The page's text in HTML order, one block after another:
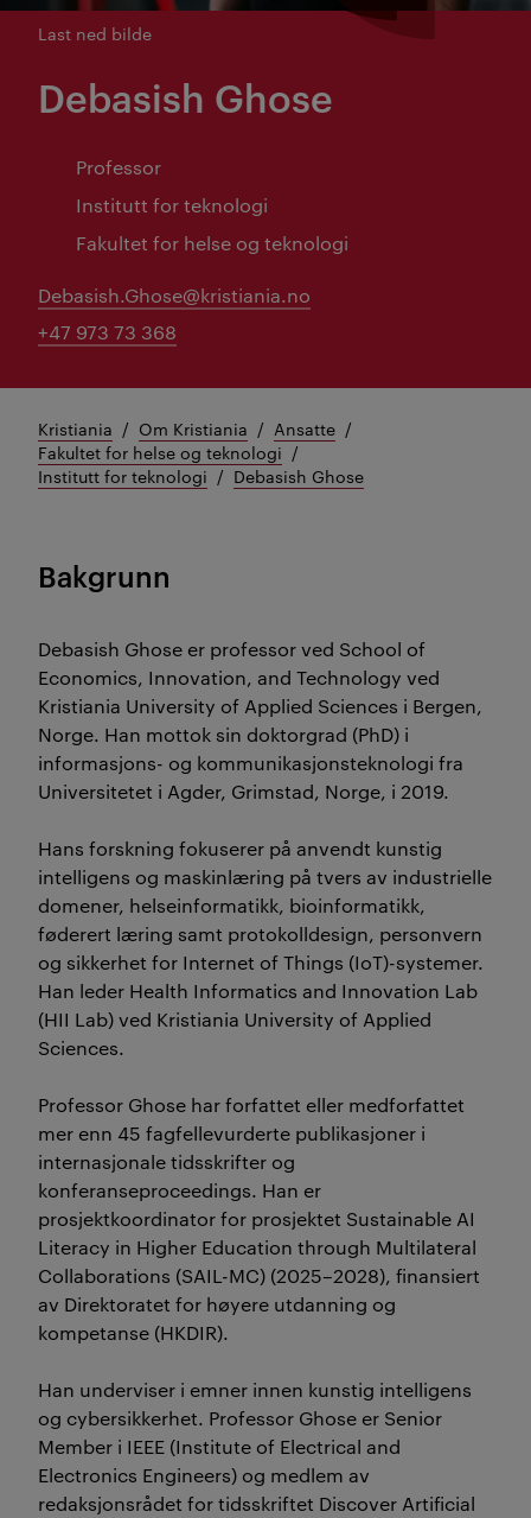
Last ned bilde
Debasish Ghose
Professor
Institutt for teknologi
Fakultet for helse og teknologi
Debasish.Ghose@kristiania.no
+47 973 73 368
Kristiania Om Kristiania
Ansatte
Fakultet for helse og teknologi
Institutt for teknologi
Debasish Ghose
Bakgrunn
Debasish Ghose er professor ved School of
Economics, Innovation, and Technology ved
Kristiania University of Applied Sciences i Bergen,
Norge. Han mottok sin doktorgrad (PhD) i
informasjons- og kommunikasjonsteknologi fra
Universitetet i Agder, Grimstad, Norge, i 2019.
Hans forskning fokuserer på anvendt kunstig
intelligens og maskinlæring på tvers av industrielle
domener, helseinformatikk, bioinformatikk,
føderert læring samt protokolldesign, personvern
og sikkerhet for Internet of Things (IoT)-systemer.
Han leder Health Informatics and Innovation Lab
(HII Lab) ved Kristiania University of Applied
Sciences.
Professor Ghose har forfattet eller medforfattet
mer enn 45 fagfellevurderte publikasjoner i
internasjonale tidsskrifter og
konferanseproceedings. Han er
prosjektkoordinator for prosjektet Sustainable AI
Literacy in Higher Education through Multilateral
Collaborations (SAIL-MC) (2025–2028), finansiert
av Direktoratet for høyere utdanning og
kompetanse (HKDIR).
Han underviser i emner innen kunstig intelligens
og cybersikkerhet. Professor Ghose er Senior
Member i IEEE (Institute of Electrical and
Electronics Engineers) og medlem av
redaksjonsrådet for tidsskriftet Discover Artificial